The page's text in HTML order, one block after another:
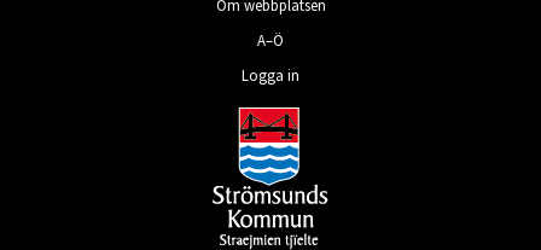
Om webbplatsen
A–Ö
Logga in